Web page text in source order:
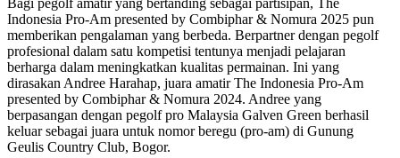
Bagi pegolf amatir yang bertanding sebagai partisipan, The
Indonesia Pro-Am presented by Combiphar & Nomura 2025 pun
memberikan pengalaman yang berbeda. Berpartner dengan pegolf
profesional dalam satu kompetisi tentunya menjadi pelajaran
berharga dalam meningkatkan kualitas permainan. Ini yang
dirasakan Andree Harahap, juara amatir The Indonesia Pro-Am
presented by Combiphar & Nomura 2024. Andree yang
berpasangan dengan pegolf pro Malaysia Galven Green berhasil
keluar sebagai juara untuk nomor beregu (pro-am) di Gunung
Geulis Country Club, Bogor.